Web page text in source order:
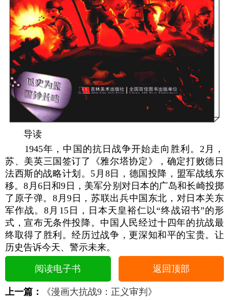
导读
1945年，中国的抗日战争开始走向胜利。2月，
苏、美英三国签订了《雅尔塔协定》，确定打败德日
法西斯的战略计划。5月8日，德国投降，盟军战线东
移。8月6日和9日，美军分别对日本的广岛和长崎投掷
了原子弹。8月9日，苏联出兵中国东北，对日本关东
军作战。8月15日，日本天皇裕仁以“终战诏书”的形
式，宣布无条件投降。中国人民经过十四年的抗战最
终取得了胜利。经历过战争，更深知和平的宝贵。让
历史告诉今天、警示未来。
阅读电子书 返回顶部
上一篇： 《漫画大抗战9：正义审判》